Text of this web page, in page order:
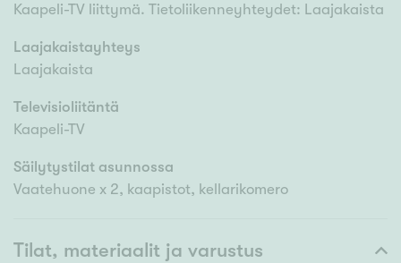
Kaapeli-TV liittymä. Tietoliikenneyhteydet: Laajakaista
Laajakaistayhteys
Laajakaista
Televisioliitäntä
Kaapeli-TV
Säilytystilat asunnossa
Vaatehuone x 2, kaapistot, kellarikomero
Tilat, materiaalit ja varustus